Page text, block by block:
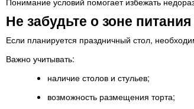
Не забудьте о зоне питания
Если планируется праздничный стол,
Важно учитывать:
наличие столов и стульев;
возможность размещения торта;